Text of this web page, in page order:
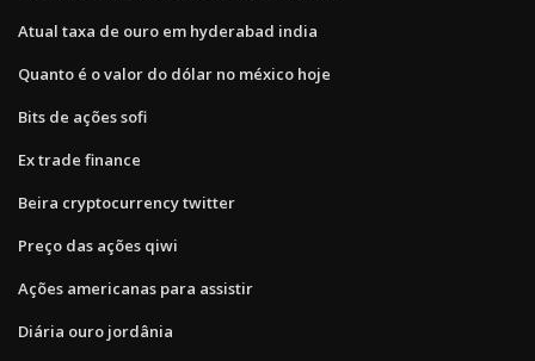
Atual taxa de ouro em hyderabad india
Quanto é o valor do dólar no méxico hoje
Bits de ações sofi
Ex trade finance
Beira cryptocurrency twitter
Preço das ações qiwi
Ações americanas para assistir
Diária ouro jordânia